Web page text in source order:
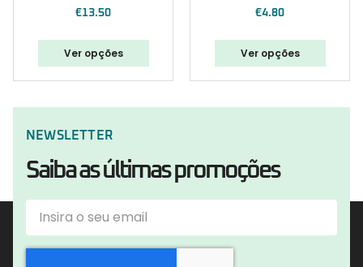
€13.50
Ver opções
€4.80
Ver opções
NEWSLETTER
Saiba as últimas promoções